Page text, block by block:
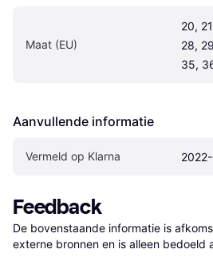
Maat (EU)
20,
28,
35,
Aanvullende informatie
Vermeld op Klarna
Feedback
De bovenstaande informatie is
externe bronnen en is alleen bedoeld